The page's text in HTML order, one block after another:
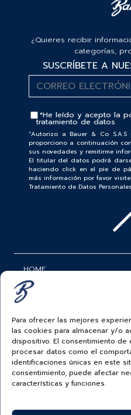
Para ofrecer las mejores
las cookies para almacenar y/o
dispositivo. El consentimiento
procesar datos como el
identificaciones únicas en este
consentimiento, puede afectar
características y funciones.
¿Quieres recibir
categorías,
SUSCRÍBETE A
*He leído y acepto la
tratamiento de datos
“Autorizo a Bauer & Co
proporciono a continuación
sus novedades y remitirme
El titular del datos podrá
haciendo click en el pie de
más información por favor
Tratamiento de Datos Personales
HOME
ROLEX
RELOJERÍA
ACCESORIOS
BAUER NEWS
SIGUENOS EN